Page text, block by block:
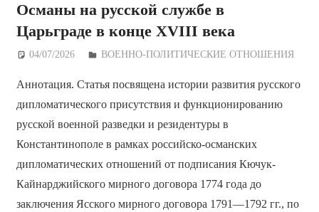
Османы на русской службе в
Царьграде в конце XVIII века
04/07/2026 Дежурный по Редакции
ВОЕННО-ПОЛИТИЧЕСКИE ОТНОШЕНИЯ
Аннотация. Статья посвящена истории развития русского
дипломатического присутствия и функционированию
русской военной разведки и резидентуры в
Константинополе в рамках российско-османских
дипломатических отношений от подписания Кючук-
Кайнарджийского мирного договора 1774 года до
заключения Ясского мирного договора 1791—1792 гг., по